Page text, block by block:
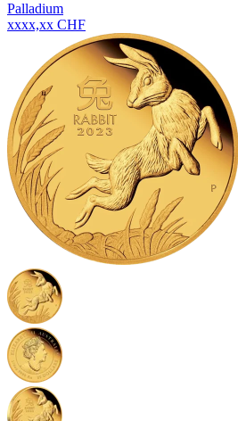
Palladium
xxxx,xx CHF